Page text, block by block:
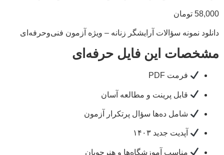
58,000 تومان
دانلود نمونه سؤالات آرایشگر زنانه – ویژه آزمون فنی‌وحرفه‌ای
مشخصات این فایل حرفه‌ای
فرمت PDF
قابل پرینت و مطالعه آسان
شامل ده‌ها سؤال پرتکرار آزمون
آپدیت جدید ۱۴۰۳
مناسب آموزشگاه‌ها و هنرجویان